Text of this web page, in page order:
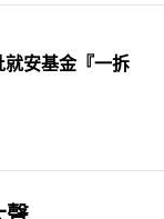
安基金『一拆